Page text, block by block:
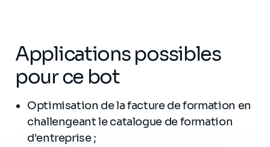
Applications possibles
pour ce bot
Optimisation de la facture de formation en
challengeant le catalogue de formation
d'entreprise ;